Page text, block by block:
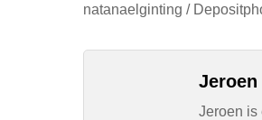
Jeroen
Jeroen is
natanaelginting /